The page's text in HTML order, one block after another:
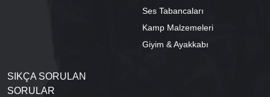
Ses Tabancaları
Kamp Malzemeleri
Giyim & Ayakkabı
SIKÇA SORULAN
SORULAR